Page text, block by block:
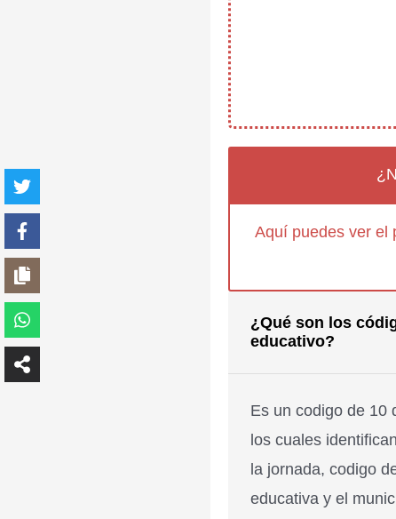
Aquí puedes ver el
¿Qué son los
educativo?
Es un codigo de 10
los cuales
la jornada, codigo
educativa y el